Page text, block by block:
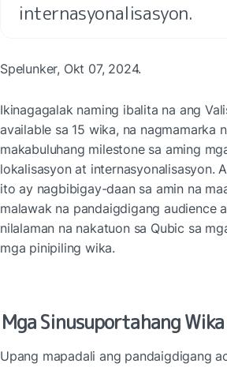
internasyonalisasyon.
Spelunker, Okt 07, 2024.
Ikinagagalak naming ibalita na ang
available sa 15 wika, na nagmamarka
makabuluhang milestone sa aming
lokalisasyon at internasyonalisasyon.
ito ay nagbibigay-daan sa amin na
malawak na pandaigdigang audience
nilalaman na nakatuon sa Qubic sa
mga pinipiling wika.
Mga Sinusuportahang Wika
Upang mapadali ang pandaigdigang